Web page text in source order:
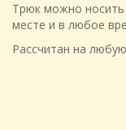
Трюк можно
месте и в любое
Рассчитан на